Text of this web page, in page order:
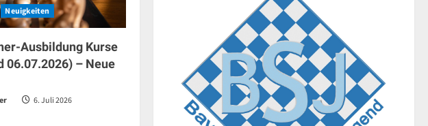
Neuigkeiten
Ausbildung Kurse
06.07.2026) – Neue
6. Juli 2026